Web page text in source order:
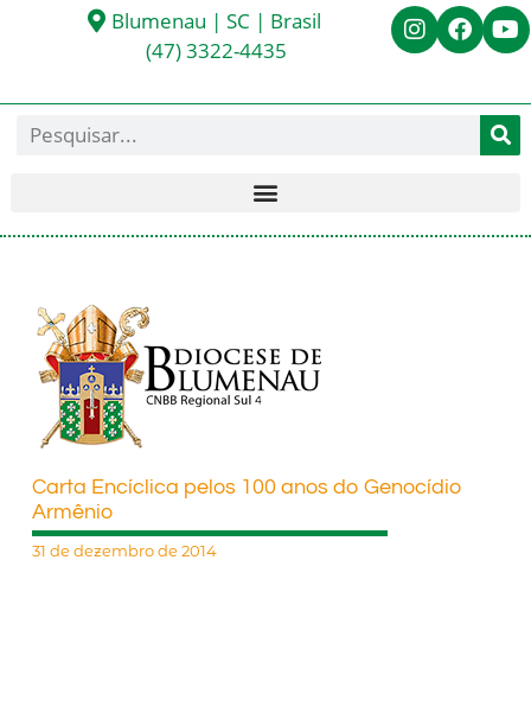
Blumenau | SC | Brasil
(47) 3322-4435
Carta Encíclica pelos 100 anos do Genocídio
Armênio
31 de dezembro de 2014